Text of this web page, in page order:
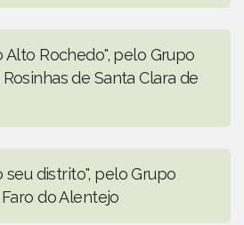
Alto Rochedo", pelo Grupo
de Santa Clara de
seu distrito", pelo Grupo
do Alentejo